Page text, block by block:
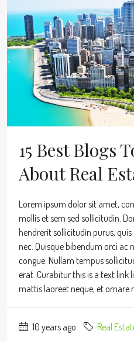
15 Best Blogs
About Real
Lorem ipsum dolor sit amet,
mollis et sem sed sollicitudin.
hendrerit sollicitudin purus,
nec. Quisque bibendum orci ac
congue. Nullam tempus
erat. Curabitur this is a text link
mattis laoreet neque, et ornare
10 years ago Real